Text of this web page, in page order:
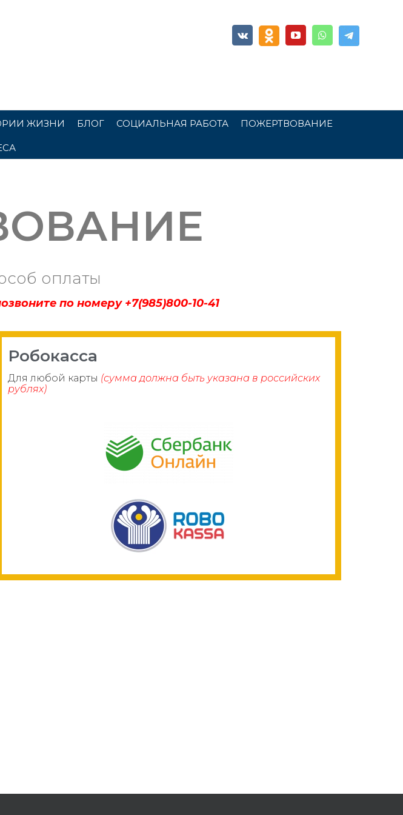
ЖИЗНИ БЛОГ СОЦИАЛЬНАЯ РАБОТА ПОЖЕРТВОВАНИЕ
оплаты
по номеру +7(985)800-10-41
Робокасса
Для любой карты (сумма должна быть указана в российских
рублях)